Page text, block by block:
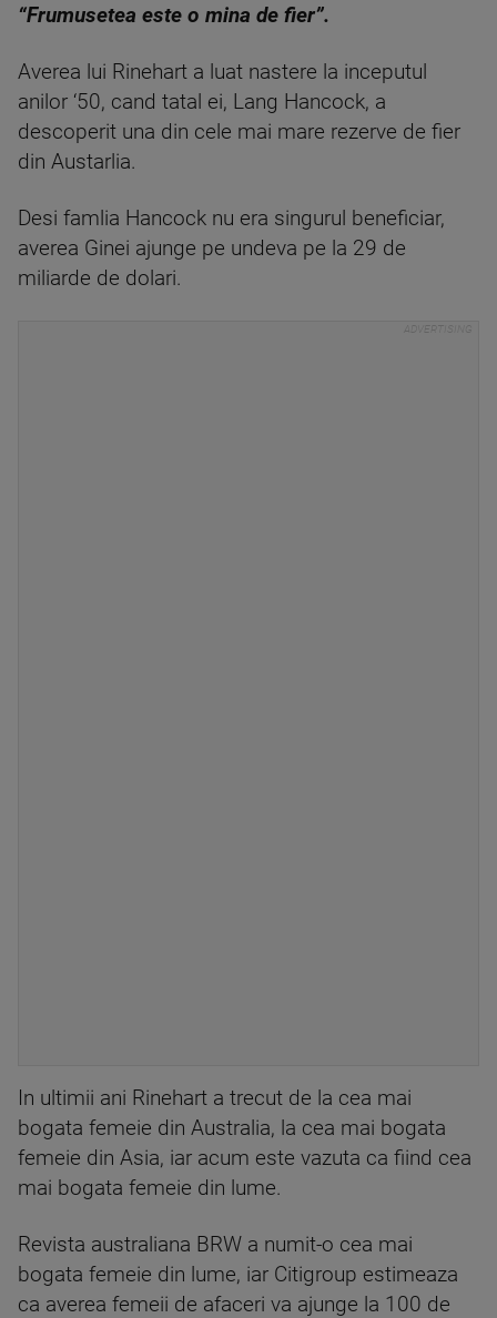
“Frumusetea este o mina de fier”.
Averea lui Rinehart a luat nastere la inceputul
anilor ‘50, cand tatal ei, Lang Hancock, a
descoperit una din cele mai mare rezerve de fier
din Austarlia.
Desi famlia Hancock nu era singurul beneficiar,
averea Ginei ajunge pe undeva pe la 29 de
miliarde de dolari.
In ultimii ani Rinehart a trecut de la cea mai
bogata femeie din Australia, la cea mai bogata
femeie din Asia, iar acum este vazuta ca fiind cea
mai bogata femeie din lume.
Revista australiana BRW a numit-o cea mai
bogata femeie din lume, iar Citigroup estimeaza
ca averea femeii de afaceri va ajunge la 100 de